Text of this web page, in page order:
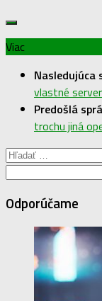
Viac
Nasledujúca
vlastné
Predošlá
trochu jiná
Hľadať:
Odporúčame